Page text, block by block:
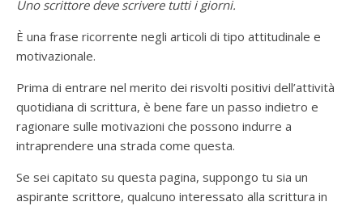
Uno scrittore deve scrivere tutti i giorni.
È una frase ricorrente negli articoli di tipo attitudinale e
motivazionale.
Prima di entrare nel merito dei risvolti positivi dell’attività
quotidiana di scrittura, è bene fare un passo indietro e
ragionare sulle motivazioni che possono indurre a
intraprendere una strada come questa.
Se sei capitato su questa pagina, suppongo tu sia un
aspirante scrittore, qualcuno interessato alla scrittura in